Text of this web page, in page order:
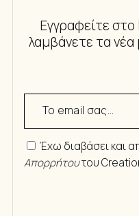
Εγγραφείτε
λαμβάνετε τα
Έχω διαβάσει και
Απορρήτουτου